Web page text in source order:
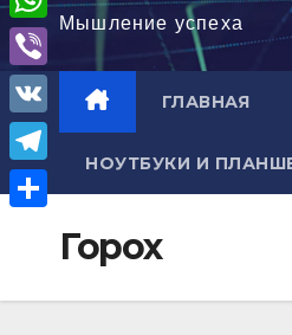
Мышление успеха
ГЛАВНАЯ
НОУТБУКИ И
Горох
d
n
o
k
l
W
h
a
s
p
V
i
b
e
V
K
T
п